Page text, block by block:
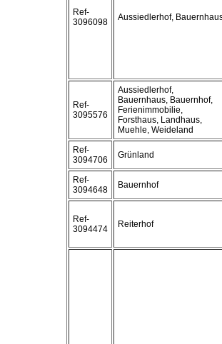
Ref-
3096098
Aussiedlerhof,
Ref-
3095576
Aussiedlerhof,
Bauernhaus, Bauernhof,
Ferienimmobilie,
Forsthaus, Landhaus,
Muehle, Weideland
Ref-
3094706
Grünland
Ref-
3094648
Bauernhof
Ref-
3094474
Reiterhof